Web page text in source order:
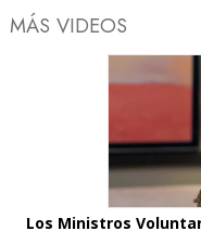
MÁS VIDEOS
Los Ministros